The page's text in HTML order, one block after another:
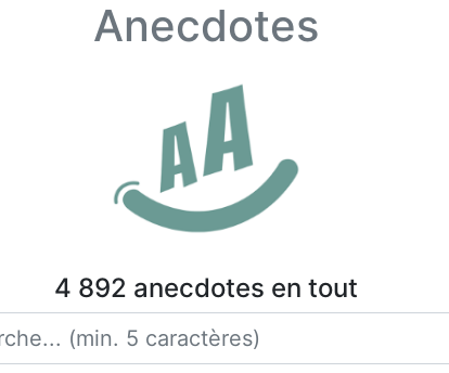
Anecdotes
4 892 anecdotes en tout